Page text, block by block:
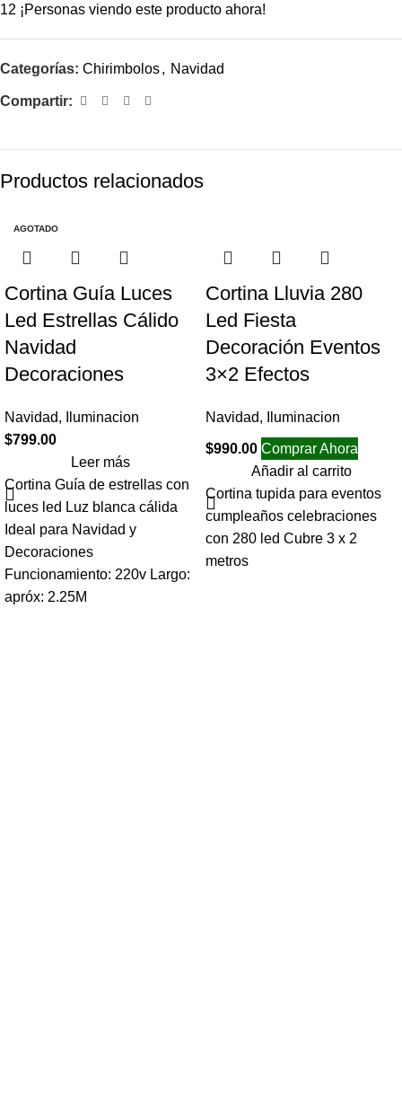
12 ¡Personas viendo este producto ahora!
Categorías: Chirimbolos, Navidad
Compartir:
Productos relacionados
AGOTADO
Cortina Guía Luces
Led Estrellas Cálido
Navidad
Decoraciones
Navidad,
Iluminacion
$799.00
Leer más
Cortina Guía de estrellas con
luces led Luz blanca cálida
Ideal para Navidad y
Decoraciones
Funcionamiento: 220v Largo:
apróx: 2.25M
Cortina Lluvia 280
Led Fiesta
Decoración Eventos
3×2 Efectos
Navidad, Iluminacion
$990.00 Comprar Ahora
Añadir al carrito
Cortina tupida para eventos
cumpleaños celebraciones
con 280 led Cubre 3 x 2
metros